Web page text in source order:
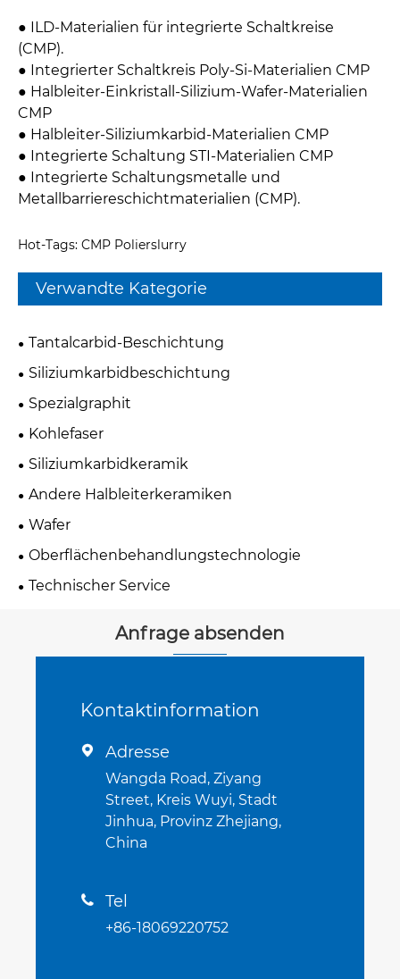
● ILD-Materialien für integrierte Schaltkreise
(CMP).
● Integrierter Schaltkreis Poly-Si-Materialien CMP
● Halbleiter-Einkristall-Silizium-Wafer-Materialien
CMP
● Halbleiter-Siliziumkarbid-Materialien CMP
● Integrierte Schaltung STI-Materialien CMP
● Integrierte Schaltungsmetalle und
Metallbarriereschichtmaterialien (CMP).
Hot-Tags: CMP Polierslurry
Verwandte Kategorie
Tantalcarbid-Beschichtung
Siliziumkarbidbeschichtung
Spezialgraphit
Kohlefaser
Siliziumkarbidkeramik
Andere Halbleiterkeramiken
Wafer
Oberflächenbehandlungstechnologie
Technischer Service
Anfrage absenden
Kontaktinformation
 Adresse
Wangda Road, Ziyang
Street, Kreis Wuyi, Stadt
Jinhua, Provinz Zhejiang,
China
 Tel
+86-18069220752